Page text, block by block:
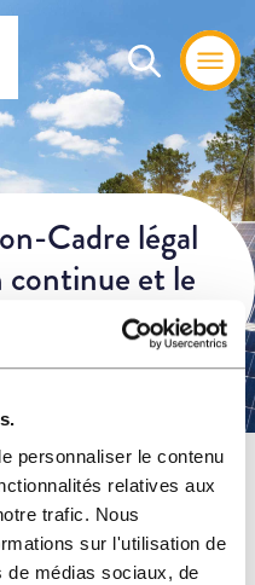
personnaliser le contenu
relatives aux
trafic. Nous
sur l'utilisation de
de médias sociaux, de
Cadre légal
et le
légal de la concertation
garants